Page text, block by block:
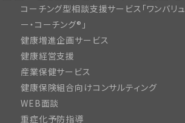
コーチング型相談支援サービス「ワンバリュ
ー・コーチング®」
健康増進企画サービス
健康経営支援
産業保健サービス
健康保険組合向けコンサルティング
WEB面談
重症化予防指導